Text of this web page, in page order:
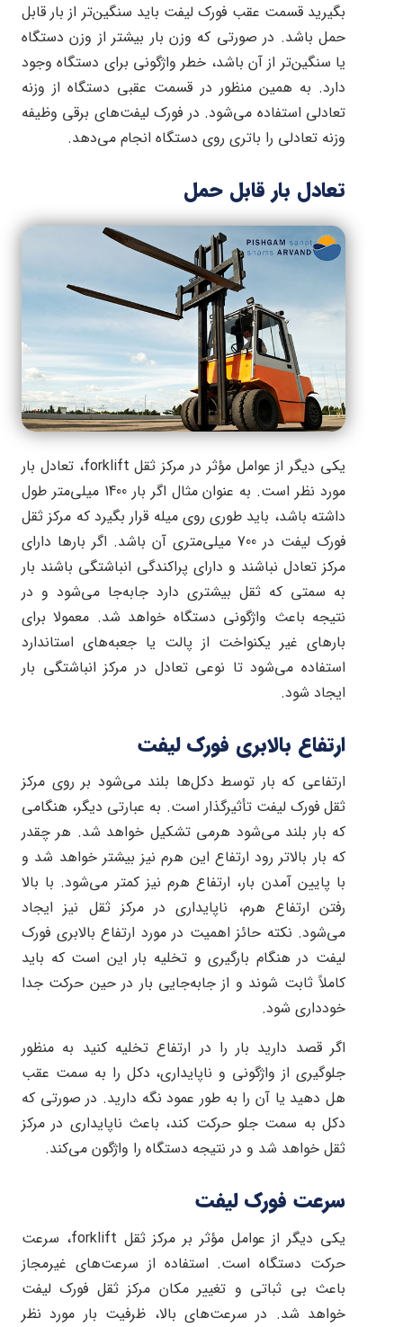
بگیرید قسمت عقب فورک لیفت باید سنگین‌تر از بار قابل
حمل باشد. در صورتی که وزن بار بیشتر از وزن دستگاه
یا سنگین‌تر از آن باشد، خطر واژگونی برای دستگاه وجود
دارد. به همین‌ منظور در قسمت عقبی دستگاه از وزنه
تعادلی استفاده می‌شود.‌ در فورک لیفت‌های برقی وظیفه
وزنه تعادلی را باتری روی دستگاه انجام می‌دهد.
تعادل بار قابل حمل
یکی دیگر از عوامل مؤثر در مرکز ثقل forklift، تعادل بار
مورد نظر است. به عنوان مثال اگر بار 1400 میلی‌متر طول
داشته باشد، باید طوری روی میله قرار بگیرد که مرکز ثقل
فورک لیفت در 700 میلی‌متری آن باشد. اگر بارها دارای
مرکز تعادل نباشند و دارای پراکندگی انباشتگی باشند بار
به سمتی که ثقل بیشتری دارد جابه‌جا می‌شود و در
نتیجه باعث واژگونی دستگاه خواهد شد. معمولا برای
بارهای غیر یکنواخت از پالت یا جعبه‌های استاندارد
استفاده می‌شود تا نوعی تعادل در مرکز انباشتگی بار
ایجاد شود.
ارتفاع بالابری فورک لیفت
ارتفاعی که بار توسط دکل‌ها بلند می‌شود بر روی مرکز
ثقل فورک لیفت تأثیرگذار است. به عبارتی دیگر، هنگامی
که بار بلند می‌شود هرمی تشکیل خواهد شد. هر چقدر
که بار بالاتر رود ارتفاع این هرم نیز بیشتر خواهد شد و
با پایین آمدن بار، ارتفاع هرم نیز کمتر می‌شود. با بالا
رفتن ارتفاع هرم، ناپایداری در مرکز ثقل نیز ایجاد
می‌شود. نکته حائز اهمیت در مورد ارتفاع بالابری فورک
لیفت در هنگام بارگیری و تخلیه بار این است که باید
کاملاً ثابت شوند و از جابه‌جایی بار در حین حرکت جدا
خودداری شود.
اگر قصد دارید بار را در ارتفاع تخلیه کنید به منظور
جلوگیری از واژگونی و ناپایداری، دکل را به سمت عقب
هل دهید یا آن را به طور عمود نگه دارید. در صورتی که
دکل به سمت جلو حرکت کند، باعث ناپایداری در مرکز
ثقل خواهد شد و در نتیجه دستگاه را واژگون می‌کند.
سرعت فورک لیفت
یکی دیگر از عوامل مؤثر بر مرکز ثقل forklift، سرعت
حرکت دستگاه است. استفاده از سرعت‌های غیرمجاز
باعث بی ثباتی و تغییر مکان مرکز ثقل فورک لیفت
خواهد شد. در سرعت‌های بالا، ظرفیت بار مورد نظر